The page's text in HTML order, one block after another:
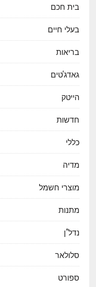
בית חכם
בעלי חיים
בריאות
גאדג'טים
הייטק
חדשות
כללי
מדיה
מוצרי חשמל
מתנות
נדל"ן
סלולאר
ספורט